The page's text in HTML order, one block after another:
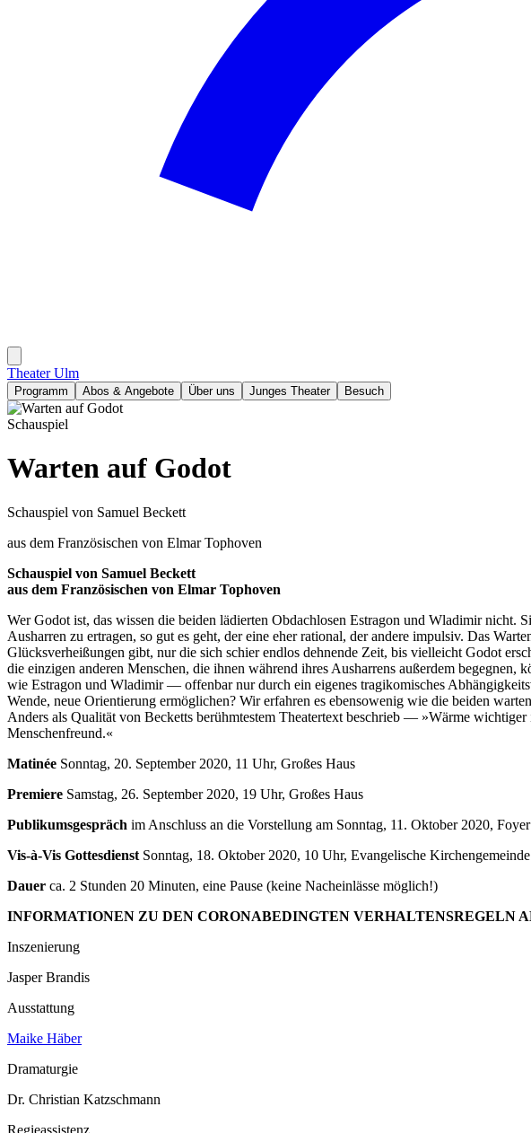
Theater Ulm
Programm Abos & Angebote Über uns Junges Theater Besuch
Schauspiel
Warten auf Godot
Schauspiel von Samuel Beckett
aus dem Französischen von Elmar Tophoven
Schauspiel von Samuel Beckett
aus dem Französischen von Elmar Tophoven
Wer Godot ist, das wissen die beiden lädierten Obdachlosen Estragon und Wladimir nicht.
Ausharren zu ertragen, so gut es geht, der eine eher rational, der andere impulsiv. Das
Glücksverheißungen gibt, nur die sich schier endlos dehnende Zeit, bis vielleicht Godot
die einzigen anderen Menschen, die ihnen während ihres Ausharrens außerdem
wie Estragon und Wladimir — offenbar nur durch ein eigenes tragikomisches
Wende, neue Orientierung ermöglichen? Wir erfahren es ebensowenig wie die beiden
Anders als Qualität von Becketts berühmtestem Theatertext beschrieb — »Wärme
Menschenfreund.«
Matinée Sonntag, 20. September 2020, 11 Uhr, Großes Haus
Premiere Samstag, 26. September 2020, 19 Uhr, Großes Haus
Publikumsgespräch im Anschluss an die Vorstellung am Sonntag, 11. Oktober 2020, Foyer
Vis-à-Vis Gottesdienst Sonntag, 18. Oktober 2020, 10 Uhr, Evangelische
Dauer ca. 2 Stunden 20 Minuten, eine Pause (keine Nacheinlässe möglich!)
INFORMATIONEN ZU DEN CORONABEDINGTEN VERHALTENSREGELN
Inszenierung
Jasper Brandis
Ausstattung
Maike Häber
Dramaturgie
Dr. Christian Katzschmann
Regieassistenz